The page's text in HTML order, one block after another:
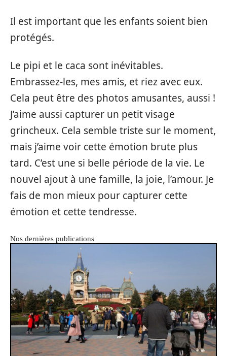
Il est important que les enfants soient bien
protégés.
Le pipi et le caca sont inévitables.
Embrassez-les, mes amis, et riez avec eux.
Cela peut être des photos amusantes, aussi !
J’aime aussi capturer un petit visage
grincheux. Cela semble triste sur le moment,
mais j’aime voir cette émotion brute plus
tard. C’est une si belle période de la vie. Le
nouvel ajout à une famille, la joie, l’amour. Je
fais de mon mieux pour capturer cette
émotion et cette tendresse.
Nos dernières publications